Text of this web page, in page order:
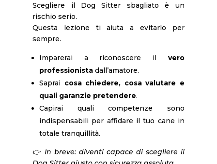
Scegliere il Dog Sitter sbagliato è un
rischio serio.
Questa lezione ti aiuta a evitarlo per
sempre.
Imparerai a riconoscere il vero
professionista dall’amatore.
Saprai cosa chiedere, cosa valutare e
quali garanzie pretendere.
Capirai quali competenze sono
indispensabili per affidare il tuo cane in
totale tranquillità.
👉In breve: diventi capace di scegliere il